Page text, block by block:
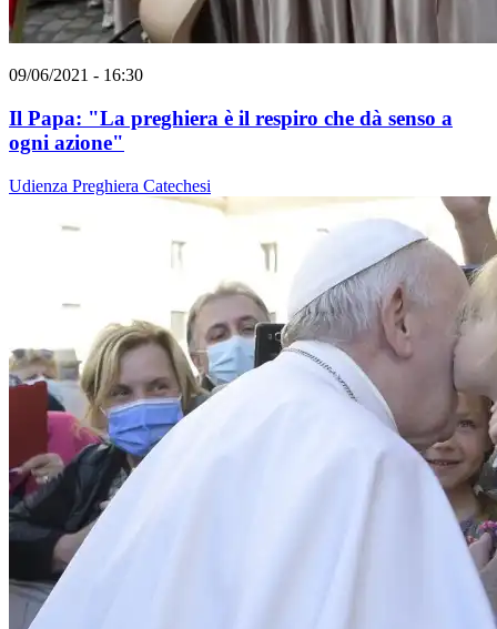
09/06/2021 - 16:30
Il Papa: "La preghiera è il respiro che dà senso a
ogni azione"
Udienza Preghiera Catechesi